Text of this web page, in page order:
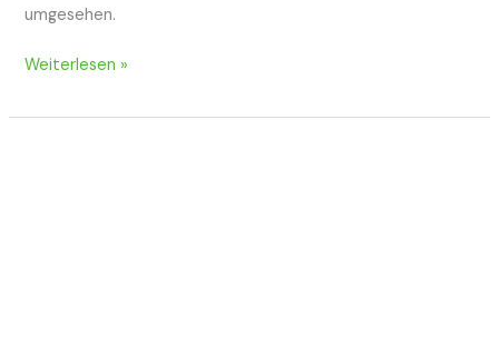
umgesehen.
SebCheck:
Creed
Weiterlesen »